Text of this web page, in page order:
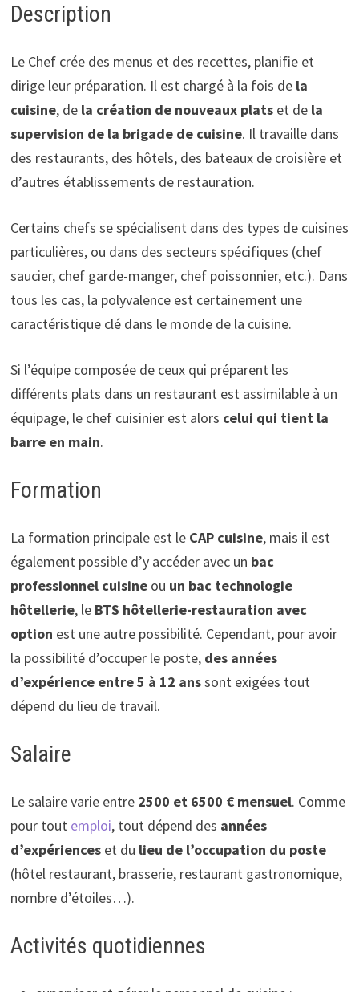
Description
Le Chef crée des menus et des recettes, planifie et
dirige leur préparation. Il est chargé à la fois de la
cuisine, de la création de nouveaux platset de la
supervision de la brigade de cuisine. Il travaille dans
des restaurants, des hôtels, des bateaux de croisière et
d’autres établissements de restauration.
Certains chefs se spécialisent dans des types de cuisines
particulières, ou dans des secteurs spécifiques (chef
saucier, chef garde-manger, chef poissonnier, etc.). Dans
tous les cas, la polyvalence est certainement une
caractéristique clé dans le monde de la cuisine.
Si l’équipe composée de ceux qui préparent les
différents plats dans un restaurant est assimilable à un
équipage, le chef cuisinier est alors celui qui tient la
barre en main.
Formation
La formation principale est leCAP cuisine, mais il est
également possible d’y accéder avec un bac
professionnel cuisineou un bac technologie
hôtellerie, le BTS hôtellerie-restauration avec
option est une autre possibilité. Cependant, pour avoir
la possibilité d’occuper le poste, des années
d’expérience entre 5 à 12 anssont exigées tout
dépend du lieu de travail.
Salaire
Le salaire varie entre2500 et 6500 € mensuel. Comme
pour tout emploi, tout dépend des années
d’expérienceset du lieu de l’occupation du poste
(hôtel restaurant, brasserie, restaurant gastronomique,
nombre d’étoiles…).
Activités quotidiennes